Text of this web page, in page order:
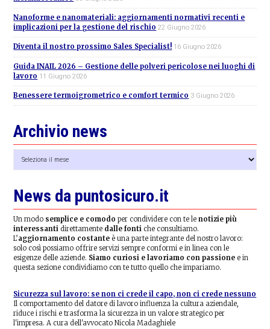
Nanoforme e nanomateriali: aggiornamenti normativi recenti e
implicazioni per la gestione del rischio 22 Giugno 2026
Diventa il nostro prossimo Sales Specialist! 16 Giugno 2026
Guida INAIL 2026 – Gestione delle polveri pericolose nei luoghi di
lavoro 11 Giugno 2026
Benessere termoigrometrico e comfort termico 3 Giugno 2026
Archivio news
news
News da puntosicuro.it
Un modo semplice e comodo per condividere con te lenotizie più
interessanti direttamente dalle fonti che consultiamo.
L’aggiornamento costante è una parte integrante del nostro lavoro:
solo così possiamo offrire servizi sempre conformi e in linea con le
esigenze delle aziende. Siamo curiosi e lavoriamo con passione e in
questa sezione condividiamo con te tutto quello che impariamo.
Sicurezza sul lavoro: se non ci crede il capo, non ci crede nessuno
Il comportamento del datore di lavoro influenza la cultura aziendale,
riduce i rischi e trasforma la sicurezza in un valore strategico per
l'impresa. A cura dell'avvocato Nicola Madaghiele